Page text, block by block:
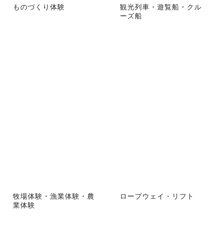
ものづくり体験
観光列車・遊覧船・クル
ーズ船
牧場体験・漁業体験・農
業体験
ロープウェイ・リフト